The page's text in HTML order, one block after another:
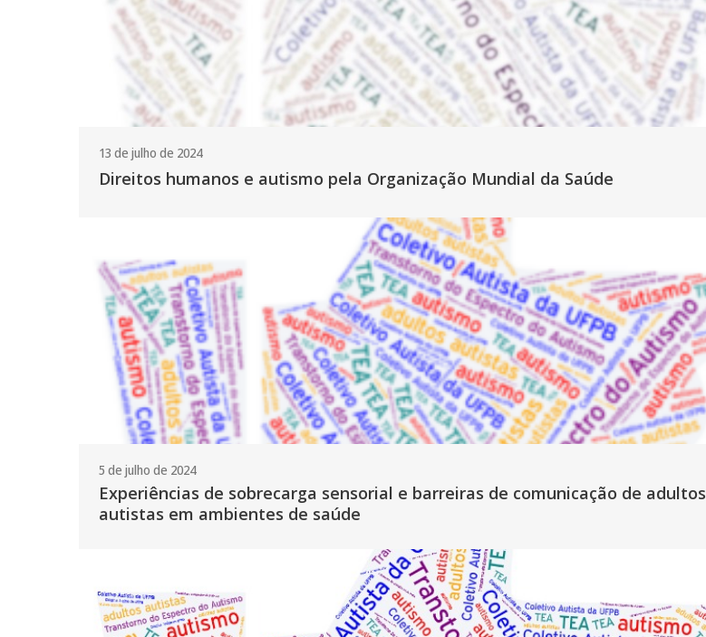
13 de julho de 2024
Direitos humanos e autismo pela Organização Mundial da Saúde
5 de julho de 2024
Experiências de sobrecarga sensorial e barreiras de comunicação de adultos
autistas em ambientes de saúde